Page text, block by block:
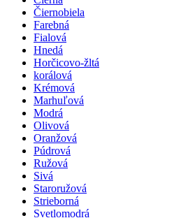
Čiernobiela
Farebná
Fialová
Hnedá
Horčicovo-žltá
korálová
Krémová
Marhuľová
Modrá
Olivová
Oranžová
Púdrová
Ružová
Sivá
Staroružová
Strieborná
Svetlomodrá